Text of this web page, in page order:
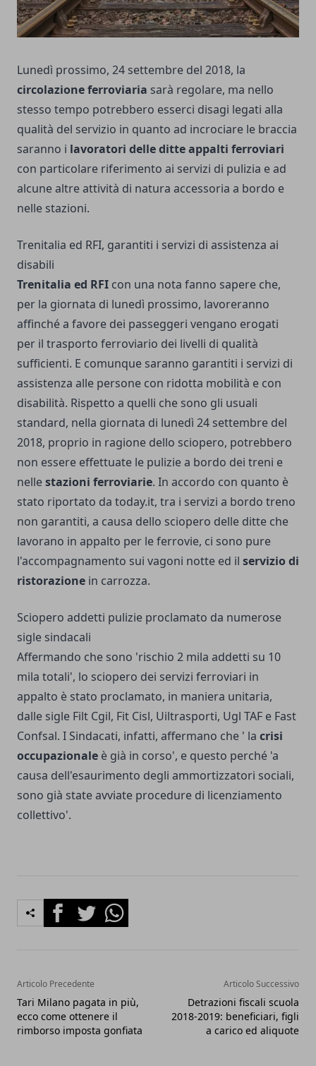
Lunedì prossimo, 24 settembre del 2018, la
circolazione ferroviaria sarà regolare, ma nello
stesso tempo potrebbero esserci disagi legati alla
qualità del servizio in quanto ad incrociare le braccia
saranno i lavoratori delle ditte appalti ferroviari
con particolare riferimento ai servizi di pulizia e ad
alcune altre attività di natura accessoria a bordo e
nelle stazioni.
Trenitalia ed RFI, garantiti i servizi di assistenza ai
disabili
Trenitalia ed RFI con una nota fanno sapere che,
per la giornata di lunedì prossimo, lavoreranno
affinché a favore dei passeggeri vengano erogati
per il trasporto ferroviario dei livelli di qualità
sufficienti. E comunque saranno garantiti i servizi di
assistenza alle persone con ridotta mobilità e con
disabilità. Rispetto a quelli che sono gli usuali
standard, nella giornata di lunedì 24 settembre del
2018, proprio in ragione dello sciopero, potrebbero
non essere effettuate le pulizie a bordo dei treni e
nellestazioni ferroviarie. In accordo con quanto è
stato riportato da today.it, tra i servizi a bordo treno
non garantiti, a causa dello sciopero delle ditte che
lavorano in appalto per le ferrovie, ci sono pure
l'accompagnamento sui vagoni notte ed il servizio di
ristorazione in carrozza.
Sciopero addetti pulizie proclamato da numerose
sigle sindacali
Affermando che sono 'rischio 2 mila addetti su 10
mila totali', lo sciopero dei servizi ferroviari in
appalto è stato proclamato, in maniera unitaria,
dalle sigle Filt Cgil, Fit Cisl, Uiltrasporti, Ugl TAF e Fast
Confsal. I Sindacati, infatti, affermano che ' la crisi
occupazionale è già in corso', e questo perché 'a
causa dell'esaurimento degli ammortizzatori sociali,
sono già state avviate procedure di licenziamento
collettivo'.
FacebookTwitterWhatsapp
Articolo Precedente
Tari Milano pagata in più,
ecco come ottenere il
rimborso imposta gonfiata
Articolo Successivo
Detrazioni fiscali scuola
2018-2019: beneficiari, figli
a carico ed aliquote